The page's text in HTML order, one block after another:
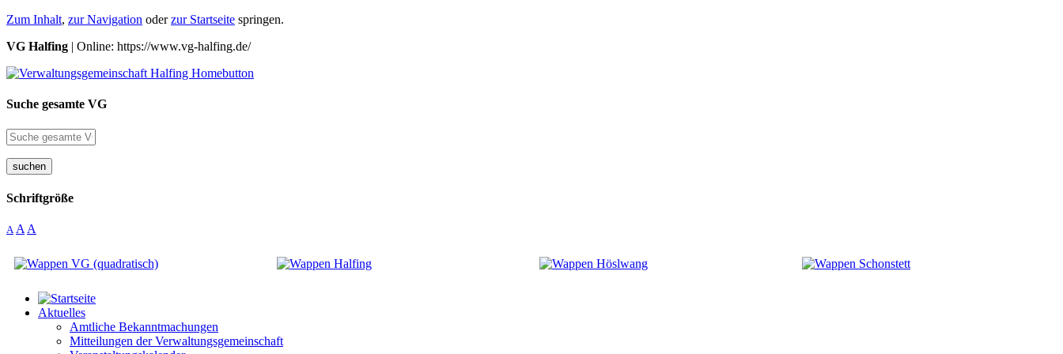
Zum Inhalt, zur Navigation oderzur Startseite springen.
VG Halfing | Online: https://www.vg-halfing.de/
Suche gesamte VG
suchen
Schriftgröße
A A A
Aktuelles
Amtliche Bekanntmachungen
Mitteilungen der Verwaltungsgemeinschaft